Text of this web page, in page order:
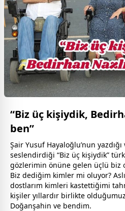
“Biz üç kişiydik,
ben”
Şair Yusuf Hayaloğlu’nun yazdığı
seslendirdiği “Biz üç kişiydik”
gözlerimin önüne gelen üçlü biz
Biz dediğim kimler mi oluyor?
dostlarım kimleri kastettiğimi
kişiler yıllardır birlikte
Doğanşahin ve bendim.